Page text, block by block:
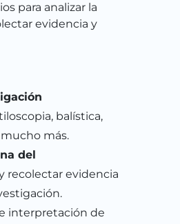
para analizar la
evidencia y
balística,
más.
del
recolectar evidencia
interpretación de